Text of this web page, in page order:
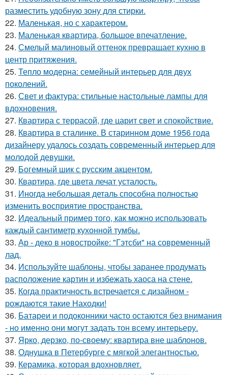
разместить удобную зону для стирки.
22. Маленькая, но с характером.
23. Маленькая квартира, большое впечатление.
24. Смелый малиновый оттенок превращает кухню в
центр притяжения.
25. Тепло модерна: семейный интерьер для двух
поколений.
26. Свет и фактура: стильные настольные лампы для
вдохновения.
27. Квартира с террасой, где царит свет и спокойствие.
28. Квартира в сталинке. В старинном доме 1956 года
дизайнеру удалось создать современный интерьер для
молодой девушки.
29. Богемный шик с русским акцентом.
30. Квартира, где цвета лечат усталость.
31. Иногда небольшая деталь способна полностью
изменить восприятие пространства.
32. Идеальный пример того, как можно использовать
каждый сантиметр кухонной тумбы.
33. Ар - деко в новостройке: "Гэтсби" на современный
лад.
34. Используйте шаблоны, чтобы заранее продумать
расположение картин и избежать хаоса на стене.
35. Когда практичность встречается с дизайном -
рождаются такие Находки!
36. Батареи и подоконники часто остаются без внимания
- но именно они могут задать тон всему интерьеру.
37. Ярко, дерзко, по-своему: квартира вне шаблонов.
38. Однушка в Петербурге с мягкой элегантностью.
39. Керамика, которая вдохновляет.